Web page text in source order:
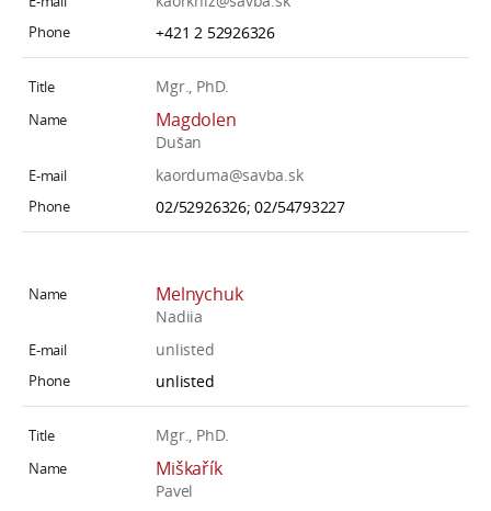
+421 2 52926326
Mgr., PhD.
Magdolen
Dušan
kaorduma@savba.sk
02/52926326; 02/54793227
Melnychuk
Nadiia
unlisted
unlisted
Mgr., PhD.
Miškařík
Pavel